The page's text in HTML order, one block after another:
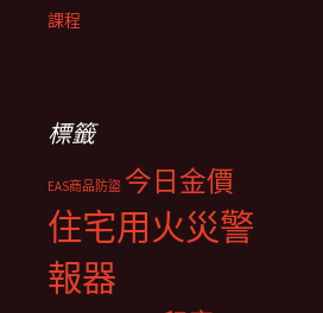
課程
標籤
EAS商品防盜 今日金價
住宅用火災警
報器